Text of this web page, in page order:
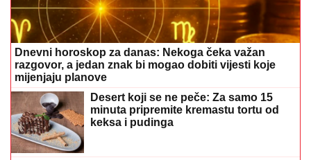
Dnevni horoskop za danas: Nekoga čeka važan
razgovor, a jedan znak bi mogao dobiti vijesti koje
mijenjaju planove
Desert koji se ne peče: Za samo 15
minuta pripremite kremastu tortu od
keksa i pudinga